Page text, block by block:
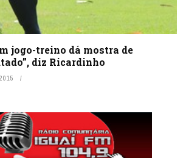
jogo-treino dá mostra de
diz Ricardinho